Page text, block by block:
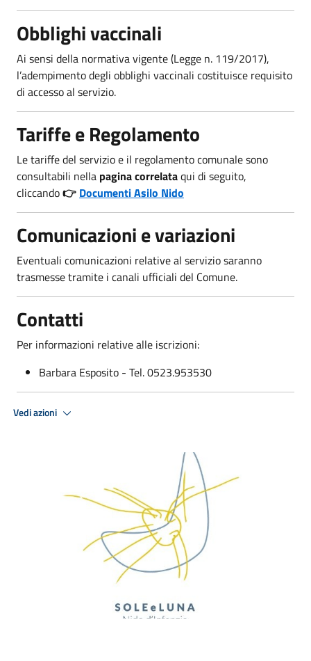
Obblighi vaccinali
Ai sensi della normativa vigente (Legge n. 119/2017),
l’adempimento degli obblighi vaccinali costituisce requisito
di accesso al servizio.
Tariffe e Regolamento
Le tariffe del servizio e il regolamento comunale sono
consultabili nella pagina correlataqui di seguito,
cliccando👉 Documenti Asilo Nido
Comunicazioni e variazioni
Eventuali comunicazioni relative al servizio saranno
trasmesse tramite i canali ufficiali del Comune.
Contatti
Per informazioni relative alle iscrizioni:
Barbara Esposito - Tel. 0523.953530
Vedi azioni